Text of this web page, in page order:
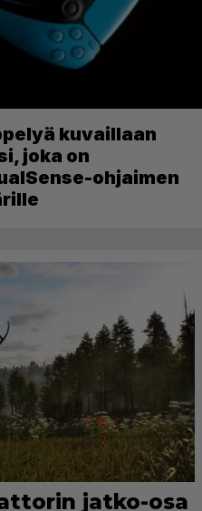
kuvaillaan
joka on
ohjaimen